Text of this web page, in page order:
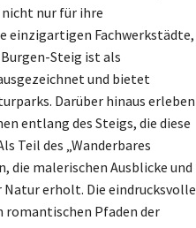
nur für ihre
einzigartigen Fachwerkstädte,
Steig ist als
und bietet
Darüber hinaus erleben
entlang des Steigs, die diese
Teil des „Wanderbares
die malerischen Ausblicke und
erholt. Die eindrucksvolle
romantischen Pfaden der